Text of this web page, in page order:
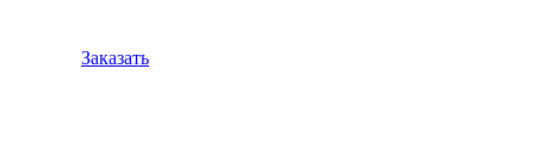
Заказать